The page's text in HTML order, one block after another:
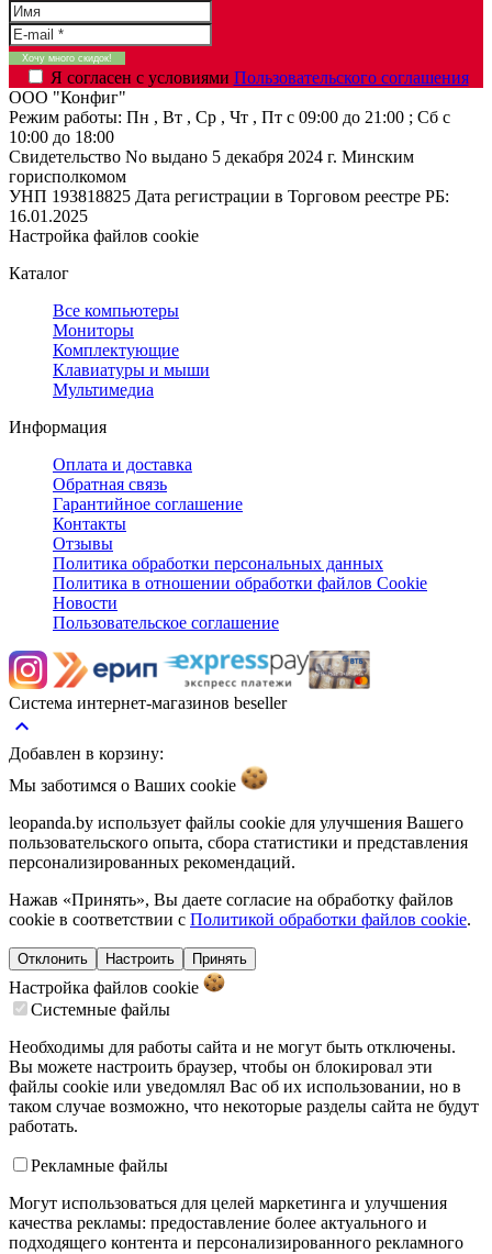
Я согласен с условиями Пользовательского соглашения
ООО "Конфиг"
Режим работы: Пн , Вт , Ср , Чт , Пт c 09:00 до 21:00 ; Сб c
10:00 до 18:00
Свидетельство No выдано 5 декабря 2024 г. Минским
горисполкомом
УНП 193818825 Дата регистрации в Торговом реестре РБ:
16.01.2025
Настройка файлов cookie
Каталог
Все компьютеры
Мониторы
Комплектующие
Клавиатуры и мыши
Мультимедиа
Информация
Оплата и доставка
Обратная связь
Гарантийное соглашение
Контакты
Отзывы
Политика обработки персональных данных
Политика в отношении обработки файлов Cookie
Новости
Пользовательское соглашение
Система интернет-магазинов beseller
keyboard_arrow_up
Добавлен в корзину:
Мы заботимся о Ваших cookie
leopanda.by использует файлы cookie для улучшения Вашего
пользовательского опыта, сбора статистики и представления
персонализированных рекомендаций.
Нажав «Принять», Вы даете согласие на обработку файлов
cookie в соответствии с Политикой обработки файлов cookie.
Отклонить Настроить Принять
Настройка файлов cookie
Системные файлы
Необходимы для работы сайта и не могут быть отключены.
Вы можете настроить браузер, чтобы он блокировал эти
файлы cookie или уведомлял Вас об их использовании, но в
таком случае возможно, что некоторые разделы сайта не будут
работать.
Рекламные файлы
Могут использоваться для целей маркетинга и улучшения
качества рекламы: предоставление более актуального и
подходящего контента и персонализированного рекламного